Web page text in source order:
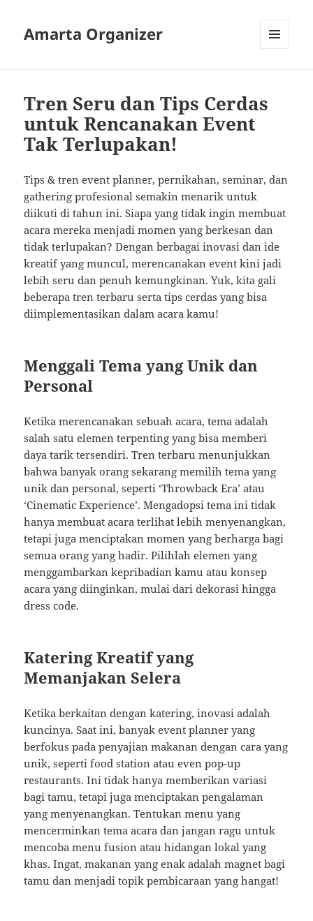
Amarta Organizer
Tren Seru dan Tips Cerdas
untuk Rencanakan Event
Tak Terlupakan!
Tips & tren event planner, pernikahan, seminar, dan
gathering profesional semakin menarik untuk
diikuti di tahun ini. Siapa yang tidak ingin membuat
acara mereka menjadi momen yang berkesan dan
tidak terlupakan? Dengan berbagai inovasi dan ide
kreatif yang muncul, merencanakan event kini jadi
lebih seru dan penuh kemungkinan. Yuk, kita gali
beberapa tren terbaru serta tips cerdas yang bisa
diimplementasikan dalam acara kamu!
Menggali Tema yang Unik dan
Personal
Ketika merencanakan sebuah acara, tema adalah
salah satu elemen terpenting yang bisa memberi
daya tarik tersendiri. Tren terbaru menunjukkan
bahwa banyak orang sekarang memilih tema yang
unik dan personal, seperti ‘Throwback Era’ atau
‘Cinematic Experience’. Mengadopsi tema ini tidak
hanya membuat acara terlihat lebih menyenangkan,
tetapi juga menciptakan momen yang berharga bagi
semua orang yang hadir. Pilihlah elemen yang
menggambarkan kepribadian kamu atau konsep
acara yang diinginkan, mulai dari dekorasi hingga
dress code.
Katering Kreatif yang
Memanjakan Selera
Ketika berkaitan dengan katering, inovasi adalah
kuncinya. Saat ini, banyak event planner yang
berfokus pada penyajian makanan dengan cara yang
unik, seperti food station atau even pop-up
restaurants. Ini tidak hanya memberikan variasi
bagi tamu, tetapi juga menciptakan pengalaman
yang menyenangkan. Tentukan menu yang
mencerminkan tema acara dan jangan ragu untuk
mencoba menu fusion atau hidangan lokal yang
khas. Ingat, makanan yang enak adalah magnet bagi
tamu dan menjadi topik pembicaraan yang hangat!